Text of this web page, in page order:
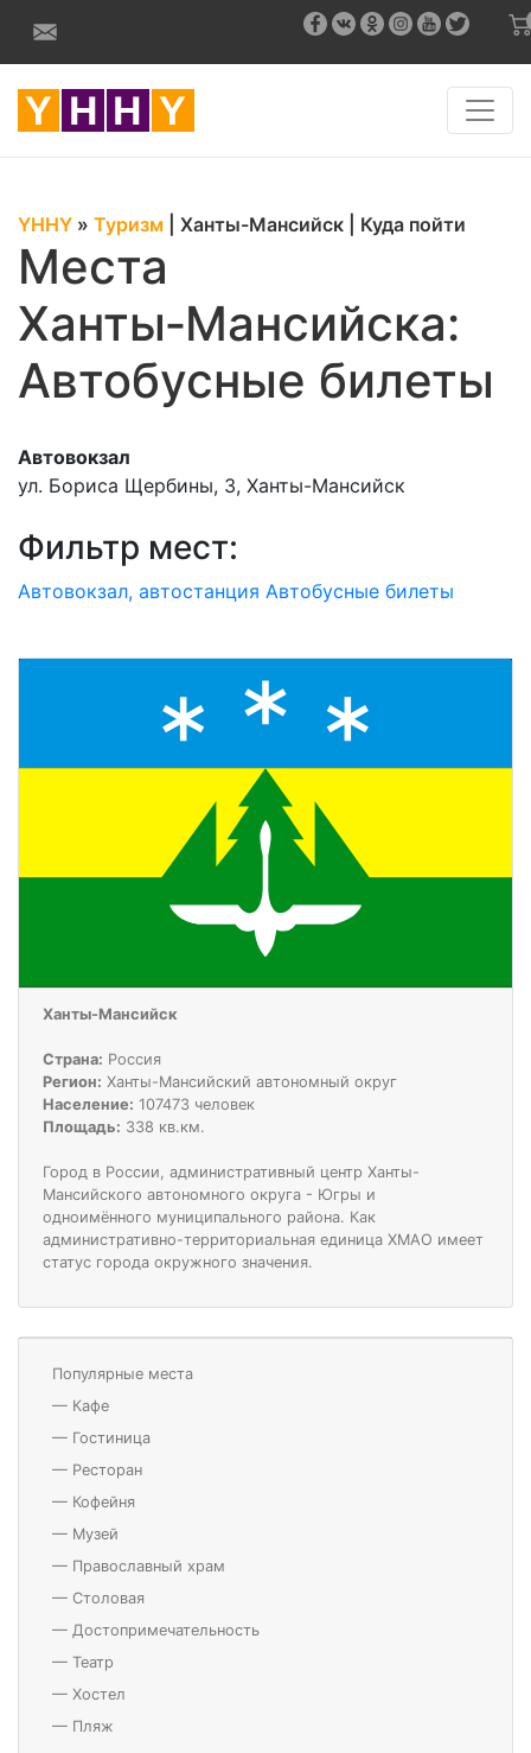
YHHY » Туризм Ханты-Мансийск Куда пойти
Места
Ханты‑Мансийска:
Автобусные билеты
Автовокзал
ул. Бориса Щербины, 3, Ханты-Мансийск
Фильтр мест:
Автовокзал, автостанция Автобусные билеты
Ханты-Мансийск
Страна: Россия
Регион: Ханты-Мансийский автономный округ
Население: 107473 человек
Площадь: 338 кв.км.
Город в России, административный центр Ханты-
Мансийского автономного округа - Югры и
одноимённого муниципального района. Как
административно-территориальная единица ХМАО имеет
статус города окружного значения.
Популярные места
— Кафе
— Гостиница
— Ресторан
— Кофейня
— Музей
— Православный храм
— Столовая
— Достопримечательность
— Театр
— Хостел
— Пляж